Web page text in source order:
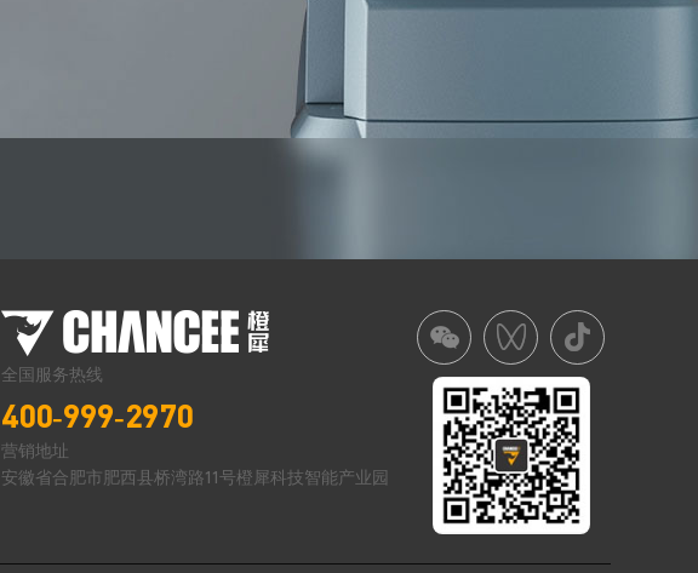
全国服务热线
400-999-2970
营销地址
安徽省合肥市肥西县桥湾路11号橙犀科技智能产业园